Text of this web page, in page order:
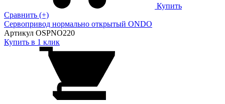
Купить
Сравнить (+)
Сервопривод нормально открытый ONDO
Артикул OSPNO220
Купить в 1 клик